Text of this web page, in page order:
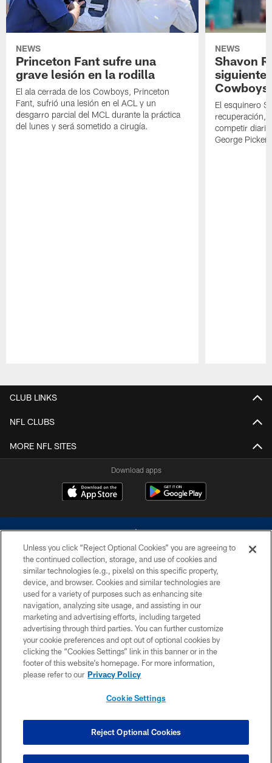
NEWS
Princeton Fant sufre una
grave lesión en la rodilla
El ala cerrada de los Cowboys, Princeton
Fant, sufrió una lesión en el ACL y un
desgarro parcial del MCL durante la práctica
del lunes y será sometido a cirugía.
NEWS
Shavon
siguiente
Cowboys
El esquinero
recuperación,
competir
George
CLUB LINKS
NFL CLUBS
MORE NFL SITES
Download apps
©2026 Dallas Cowboys. All rights reserved. Do not duplicate in any form
without permission of the Dallas Cowboys. The Dallas Cowboys
Cheerleaders will not initiate contact with any person to request personal or
financial information.
PRIVACY POLICY
ACCESSIBILITY
SITE MAP
COOKIE SETTINGS
Unless you click “Reject Optional Cookies” you are agreeing to
the continued collection, storage, and use of cookies and
similar technologies (e.g., pixels) on this specific property,
device, and browser. Cookies and similar technologies are
used for a variety of purposes such as enhancing site
navigation, analyzing site usage, and assisting in our
marketing and advertising efforts, including targeted
advertising through third parties. You can further customize
your cookie preferences and opt out of optional cookies by
clicking the “Cookies Settings” link in this banner or in the
footer of this website’s homepage. For more information,
please refer to our Privacy Policy
Cookie Settings
Reject Optional Cookies